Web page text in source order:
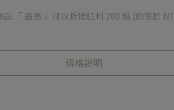
品 「 最高 」可以折抵紅利 200 點 (約等於
規格說明